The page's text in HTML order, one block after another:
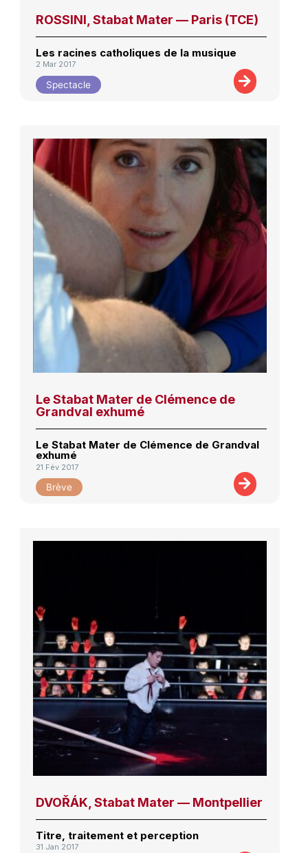
ROSSINI, Stabat Mater — Paris (TCE)
Les racines catholiques de la musique
2 Mar 2017
Spectacle
Le Stabat Mater de Clémence de
Grandval exhumé
Le Stabat Mater de Clémence de Grandval
exhumé
21 Fév 2017
Brève
DVOŘÁK, Stabat Mater — Montpellier
Titre, traitement et perception
31 Jan 2017